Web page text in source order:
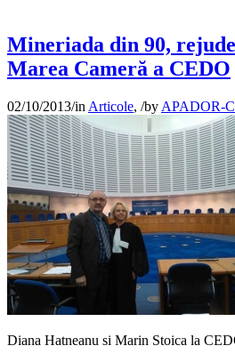
Mineriada din 90,
Marea Cameră a CEDO
02/10/2013/in Articole, /by APADOR-
Diana Hatneanu si Marin Stoica la